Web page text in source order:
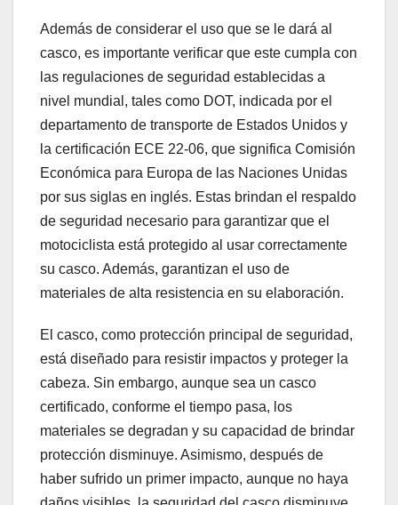
Además de considerar el uso que se le dará al
casco, es importante verificar que este cumpla con
las regulaciones de seguridad establecidas a
nivel mundial, tales como DOT, indicada por el
departamento de transporte de Estados Unidos y
la certificación ECE 22-06, que significa Comisión
Económica para Europa de las Naciones Unidas
por sus siglas en inglés. Estas brindan el respaldo
de seguridad necesario para garantizar que el
motociclista está protegido al usar correctamente
su casco. Además, garantizan el uso de
materiales de alta resistencia en su elaboración.
El casco, como protección principal de seguridad,
está diseñado para resistir impactos y proteger la
cabeza. Sin embargo, aunque sea un casco
certificado, conforme el tiempo pasa, los
materiales se degradan y su capacidad de brindar
protección disminuye. Asimismo, después de
haber sufrido un primer impacto, aunque no haya